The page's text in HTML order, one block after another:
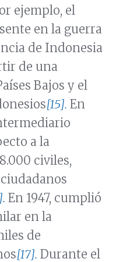
ejemplo, el
en la guerra
de Indonesia
de una
Bajos y el
[15]. En
a la
civiles,
En 1947, cumplió
en la
de
[17]. Durante el